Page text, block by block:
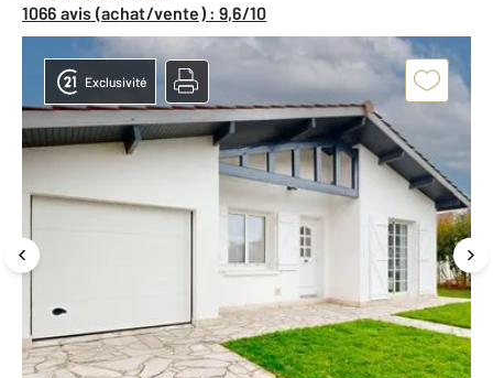
1066 avis (achat/vente) : 9,6/10
Exclusivité